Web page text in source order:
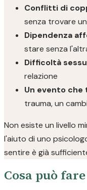
Conflitti di
senza trovare
Dipendenza
stare senza
Difficoltà
relazione
Un evento che
trauma, un
Non esiste un livello
l'aiuto di uno
sentire è già
Cosa può